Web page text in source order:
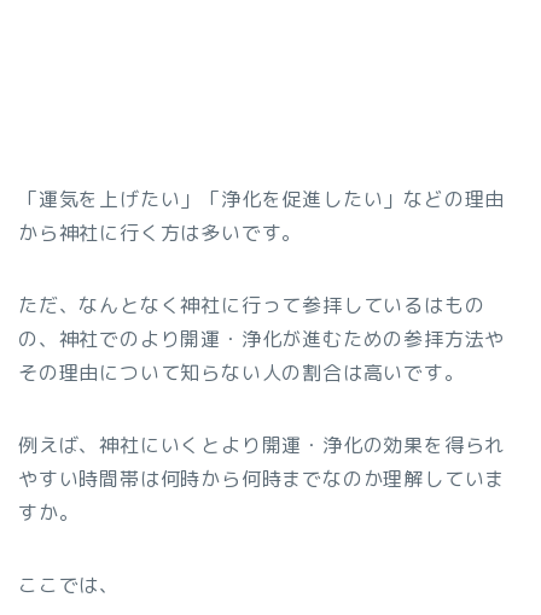
「運気を上げたい」「浄化を促進したい」などの理由
から神社に行く方は多いです。
ただ、なんとなく神社に行って参拝しているはもの
の、神社でのより開運・浄化が進むための参拝方法や
その理由について知らない人の割合は高いです。
例えば、神社にいくとより開運・浄化の効果を得られ
やすい時間帯は何時から何時までなのか理解していま
すか。
ここでは、